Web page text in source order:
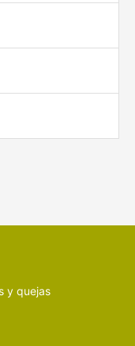
y quejas